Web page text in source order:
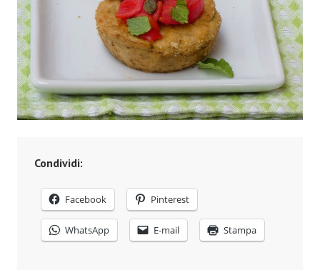
Condividi:
Facebook Pinterest
WhatsApp E-mail Stampa